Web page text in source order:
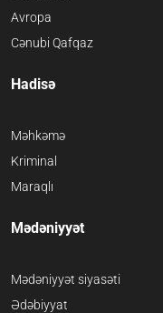
Avropa
Cənubi Qafqaz
Hadisə
Məhkəmə
Kriminal
Maraqlı
Mədəniyyət
Mədəniyyət siyasəti
Ədəbiyyat